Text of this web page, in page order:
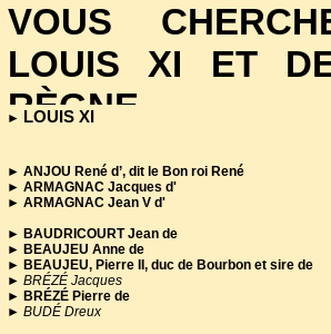
VOUS
LOUIS XI ET
RÈGNE
personnalité
l'objet d'un
page.
► LOUIS XI
► ANJOU René d’, dit le Bon roi René
► ARMAGNAC Jacques d'
► ARMAGNAC Jean V d'
► BAUDRICOURT Jean de
► BEAUJEU Anne de
► BEAUJEU, Pierre II, duc de Bourbon et sire de
► BRÉZÉ Jacques
► BRÉZÉ Pierre de
► BUDÉ Dreux